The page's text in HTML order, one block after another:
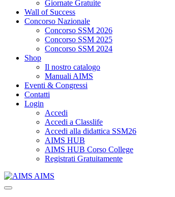
Giornate Gratuite
Wall of Success
Concorso Nazionale
Concorso SSM 2026
Concorso SSM 2025
Concorso SSM 2024
Shop
Il nostro catalogo
Manuali AIMS
Eventi & Congressi
Contatti
Login
Accedi
Accedi a Classlife
Accedi alla didattica SSM26
AIMS HUB
AIMS HUB Corso College
Registrati Gratuitamente
AIMS